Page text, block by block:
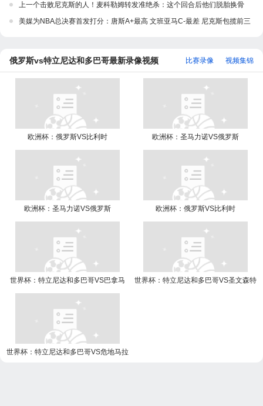
上一个击败尼克斯的人！麦科勒姆转发准绝杀：这个回合后他们脱胎换骨
美媒为NBA总决赛首发打分：唐斯A+最高 文班亚马C-最差 尼克斯包揽前三
俄罗斯vs特立尼达和多巴哥最新录像视频 视频集锦
比赛录像
欧洲杯：俄罗斯VS比利时 欧洲杯：圣马力诺VS俄罗斯
欧洲杯：圣马力诺VS俄罗斯 欧洲杯：俄罗斯VS比利时
世界杯：特立尼达和多巴哥VS巴拿马
世界杯：特立尼达和多巴哥VS圣文森特
世界杯：特立尼达和多巴哥VS危地马拉